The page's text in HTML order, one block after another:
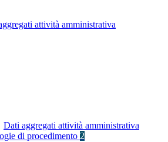
attività amministrativa
Dati aggregati attività amministrativa
di procedimento 2